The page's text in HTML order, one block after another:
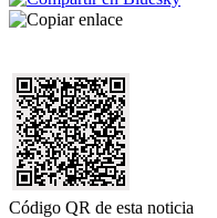
Código QR de esta noticia